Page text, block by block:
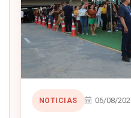
NOTICIAS 06/08/